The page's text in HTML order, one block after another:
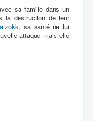
sa famille dans un
la destruction de leur
, sa santé ne lui
attaque mais elle